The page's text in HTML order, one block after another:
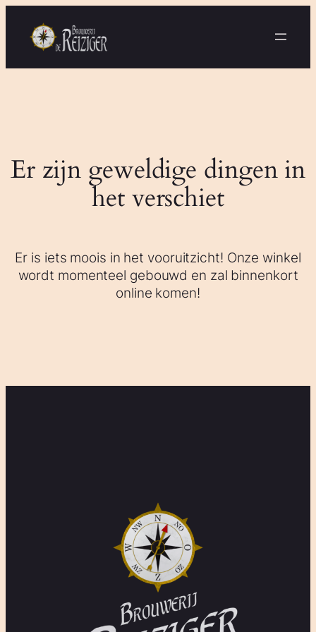
Er zijn geweldige dingen in
het verschiet
Er is iets moois in het vooruitzicht! Onze winkel
wordt momenteel gebouwd en zal binnenkort
online komen!